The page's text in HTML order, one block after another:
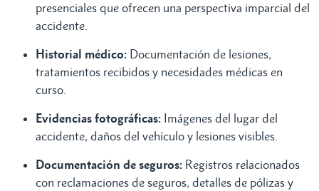
presenciales que ofrecen una perspectiva imparcial del
accidente.
Historial médico: Documentación de lesiones,
tratamientos recibidos y necesidades médicas en
curso.
Evidencias fotográficas: Imágenes del lugar del
accidente, daños del vehículo y lesiones visibles.
Documentación de seguros: Registros relacionados
con reclamaciones de seguros, detalles de pólizas y